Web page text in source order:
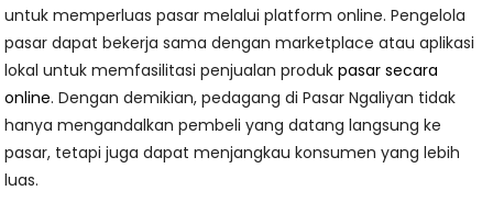
untuk memperluas pasar melalui platform online. Pengelola
pasar dapat bekerja sama dengan marketplace atau aplikasi
lokal untuk memfasilitasi penjualan produkpasar secara
online. Dengan demikian, pedagang di Pasar Ngaliyan tidak
hanya mengandalkan pembeli yang datang langsung ke
pasar, tetapi juga dapat menjangkau konsumen yang lebih
luas.